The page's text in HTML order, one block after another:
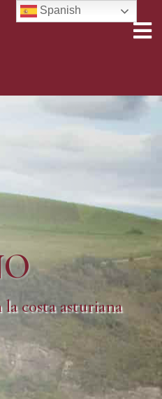
costa asturiana
Spanish